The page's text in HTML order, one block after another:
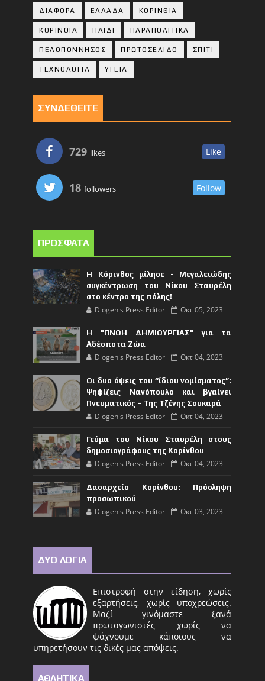
ΔΙΑΦΟΡΑ ΕΛΛΑΔΑ ΚΟΡΙΝΘΙΑ
ΚΟΡΙΝΘΙA ΠΑΙΔΙ ΠΑΡΑΠΟΛΙΤΙΚΑ
ΠΕΛΟΠΟΝΝΗΣΟΣ ΠΡΩΤΟΣΕΛΙΔΟ ΣΠΙΤΙ
ΤΕΧΝΟΛΟΓΙΑ ΥΓΕΙΑ
ΣΥΝΔΕΘΕΙΤΕ
729 likes Like
18 followers Follow
ΠΡΟΣΦΑΤΑ
Η Κόρινθος μίλησε - Μεγαλειώδης
συγκέντρωση του Νίκου Σταυρέλη
στο κέντρο της πόλης!
Diogenis Press Editor Οκτ 05, 2023
Η "ΠΝΟΗ ΔΗΜΙΟΥΡΓΙΑΣ" για τα
Αδέσποτα Ζώα
Diogenis Press Editor Οκτ 04, 2023
Οι δυο όψεις του “ίδιου νομίσματος”:
Ψηφίζεις Νανόπουλο και βγαίνει
Πνευματικός – Της Τζένης Σουκαρά
Diogenis Press Editor Οκτ 04, 2023
Γεύμα του Νίκου Σταυρέλη στους
δημοσιογράφους της Κορίνθου
Diogenis Press Editor Οκτ 04, 2023
Δασαρχείο Κορίνθου: Πρόσληψη
προσωπικού
Diogenis Press Editor Οκτ 03, 2023
ΔΥΟ ΛΟΓΙΑ
Επιστροφή στην είδηση, χωρίς
εξαρτήσεις, χωρίς υποχρεώσεις.
Μαζί γινόμαστε ξανά
πρωταγωνιστές χωρίς να
ψάχνουμε κάποιους να
υπηρετήσουν τις δικές μας απόψεις.
ΑΘΛΗΤΙΚΑ